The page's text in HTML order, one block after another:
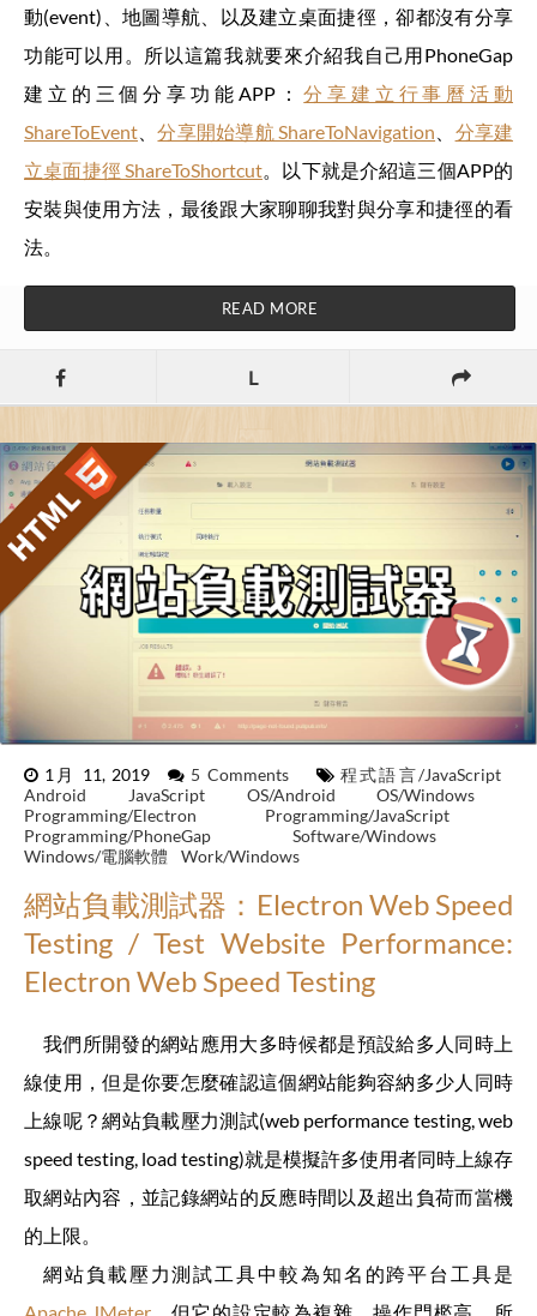
動(event)、地圖導航、以及建立桌面捷徑，卻都沒有分享
功能可以用。所以這篇我就要來介紹我自己用PhoneGap
建立的三個分享功能APP：分享建立行事曆活動
ShareToEvent 、分享開始導航 ShareToNavigation
分享建
立桌面捷徑 ShareToShortcut 。以下就是介紹這三個APP的
安裝與使用方法，最後跟大家聊聊我對與分享和捷徑的看
法。
READ MORE
L
1月 11, 2019 5 Comments
程式語言/JavaScript
Android
JavaScript OS/Android
OS/Windows
Programming/Electron
Programming/JavaScript
Programming/PhoneGap
Software/Windows
Windows/電腦軟體
Work/Windows
網站負載測試器：Electron Web Speed
Testing / Test Website Performance:
Electron Web Speed Testing
我們所開發的網站應用大多時候都是預設給多人同時上
線使用，但是你要怎麼確認這個網站能夠容納多少人同時
上線呢？網站負載壓力測試(web performance testing, web
speed testing, load testing)就是模擬許多使用者同時上線存
取網站內容，並記錄網站的反應時間以及超出負荷而當機
的上限。
網站負載壓力測試工具中較為知名的跨平台工具是